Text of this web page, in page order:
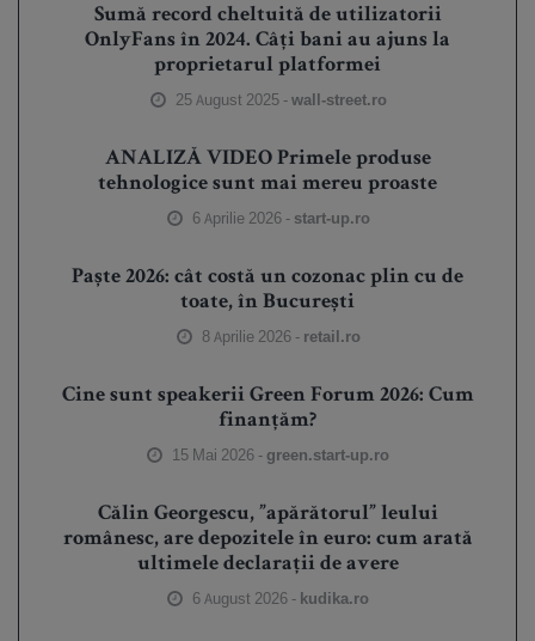
Sumă record cheltuită de utilizatorii
OnlyFans în 2024. Câți bani au ajuns la
proprietarul platformei
25 August 2025 -wall-street.ro
ANALIZĂ VIDEO Primele produse
tehnologice sunt mai mereu proaste
6 Aprilie 2026 - start-up.ro
Paște 2026: cât costă un cozonac plin cu de
toate, în București
8 Aprilie 2026 - retail.ro
Cine sunt speakerii Green Forum 2026: Cum
finanțăm?
15 Mai 2026 - green.start-up.ro
Călin Georgescu, ”apărătorul” leului
românesc, are depozitele în euro: cum arată
ultimele declarații de avere
6 August 2026 - kudika.ro